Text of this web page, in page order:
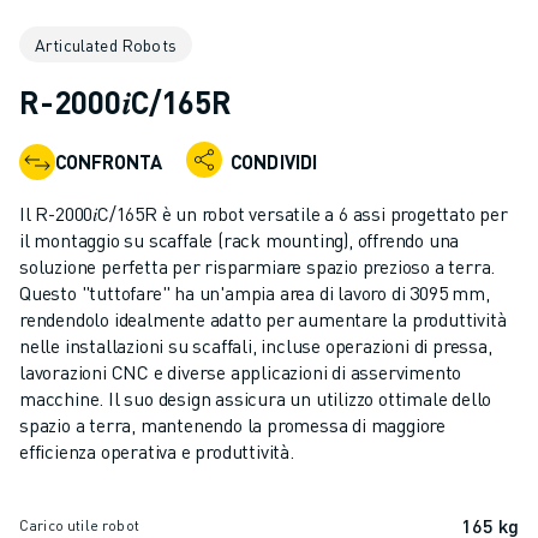
GAMMA ROBOTICA
ACCESSORI PER ROBOT
SOFTWARE ROBOTICO
SOFTWARE DI SIMULAZIONE
PRODOTTI DI ROBOTICA PER EDUCATION
AUTOMAZIONE ROBOTICA
ROBOT DI SALDATURA AD ARCO
ROBOT ANTROPOMORFI
SERIE ARC MATE
SERIE M-900
ROBOT DELTA
ROBOT PER ALIMENTI E CAMERE BIANCHE
ROBOT PER LA VERNICIATURA
Articulated Robots
R-2000𝑖C/165R
CONFRONTA CONDIVIDI
Il R-2000𝑖C/165R è un robot versatile a 6 assi progettato per
il montaggio su scaffale (rack mounting), offrendo una
soluzione perfetta per risparmiare spazio prezioso a terra.
Questo "tuttofare" ha un'ampia area di lavoro di 3095 mm,
rendendolo idealmente adatto per aumentare la produttività
nelle installazioni su scaffali, incluse operazioni di pressa,
lavorazioni CNC e diverse applicazioni di asservimento
macchine. Il suo design assicura un utilizzo ottimale dello
spazio a terra, mantenendo la promessa di maggiore
efficienza operativa e produttività.
Carico utile robot 165 kg